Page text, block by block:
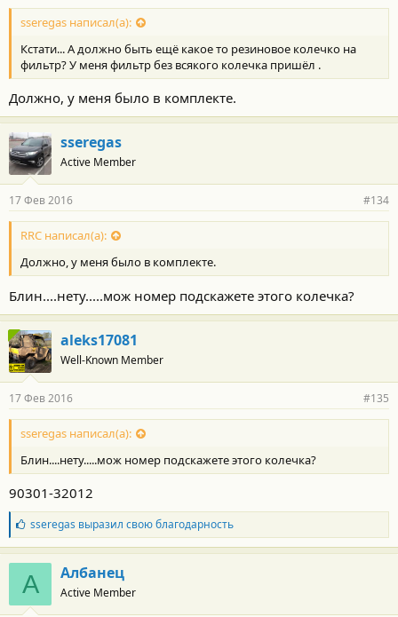
sseregas написал(а):
Кстати... А должно быть ещё какое то резиновое колечко на
фильтр? У меня фильтр без всякого колечка пришёл .
Должно, у меня было в комплекте.
sseregas
Active Member
17 Фев 2016 #134
RRC написал(а):
Должно, у меня было в комплекте.
Блин....нету.....мож номер подскажете этого колечка?
aleks17081
Well-Known Member
17 Фев 2016 #135
sseregas написал(а):
Блин....нету.....мож номер подскажете этого колечка?
90301-32012
Б
л
а
г
о
а
sseregas выразил свою благодарность
А Албанец
Active Member